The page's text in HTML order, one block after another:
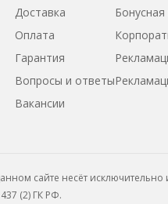
Доставка
Оплата
Гарантия
Вопросы и ответы
Вакансии
сайте несёт
(2) ГК РФ.